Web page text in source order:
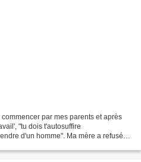
par mes parents et après
"tu dois t'autosuffire
d'un homme". Ma mère a refusé